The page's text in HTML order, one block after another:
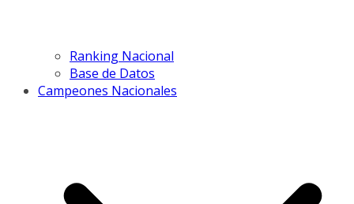
Ranking Nacional
Base de Datos
Campeones Nacionales